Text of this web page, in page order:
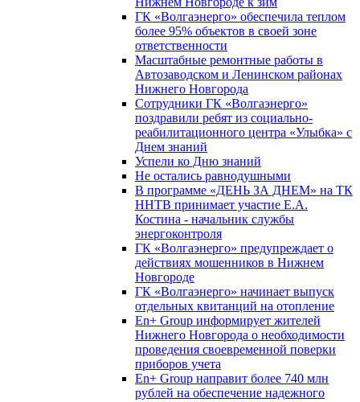
ГК «Волгаэнерго» обеспечила теплом
более 95% объектов в своей зоне
ответственности
Масштабные ремонтные работы в
Автозаводском и Ленинском районах
Нижнего Новгорода
Сотрудники ГК «Волгаэнерго»
поздравили ребят из социально-
реабилитационного центра «Улыбка» с
Днем знаний
Успели ко Дню знаний
Не остались равнодушными
В программе «ДЕНЬ ЗА ДНЕМ» на ТК
ННТВ принимает участие Е.А.
Костина - начальник службы
энергоконтроля
ГК «Волгаэнерго» предупреждает о
действиях мошенников в Нижнем
Новгороде
ГК «Волгаэнерго» начинает выпуск
отдельных квитанций на отопление
En+ Group информирует жителей
Нижнего Новгорода о необходимости
проведения своевременной поверки
приборов учета
En+ Group направит более 740 млн
рублей на обеспечение надежного